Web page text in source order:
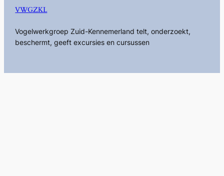
VWGZKL
Vogelwerkgroep Zuid-Kennemerland telt, onderzoekt,
beschermt, geeft excursies en cursussen